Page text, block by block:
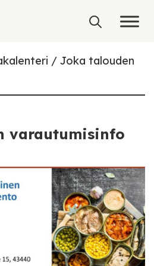
Joka talouden
varautumisinfo